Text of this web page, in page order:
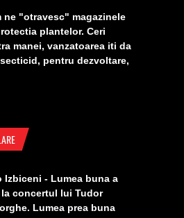
ne "otravesc" magazinele
plantelor. Ceri
manei, vanzatoarea iti da
pentru dezvoltare,
Izbiceni - Lumea buna a
concertul lui Tudor
Lumea prea buna